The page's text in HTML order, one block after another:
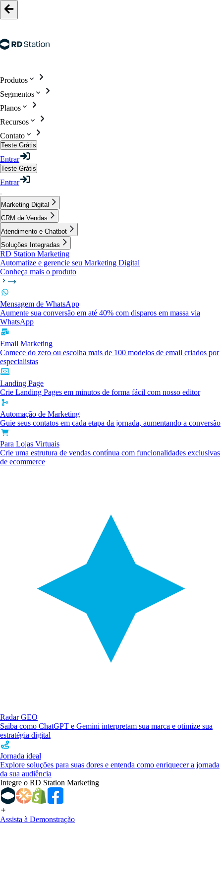
Produtos
Segmentos
Planos
Recursos
Contato
Teste Grátis
Entrar
Teste Grátis
Entrar
Marketing Digital
CRM de Vendas
Atendimento e Chatbot
Soluções Integradas
RD Station Marketing
Automatize e gerencie seu Marketing Digital
Conheça mais o produto
Mensagem de WhatsApp
Aumente sua conversão em até 40% com disparos em massa via
WhatsApp
Email Marketing
Comece do zero ou escolha mais de 100 modelos de email criados por
especialistas
Landing Page
Crie Landing Pages em minutos de forma fácil com nosso editor
Automação de Marketing
Guie seus contatos em cada etapa da jornada, aumentando a conversão
Para Lojas Virtuais
Crie uma estrutura de vendas contínua com funcionalidades exclusivas
de ecommerce
Radar GEO
Saiba como ChatGPT e Gemini interpretam sua marca e otimize sua
estratégia digital
Jornada ideal
Explore soluções para suas dores e entenda como enriquecer a jornada
da sua audiência
Integre o RD Station Marketing
Assista à Demonstração